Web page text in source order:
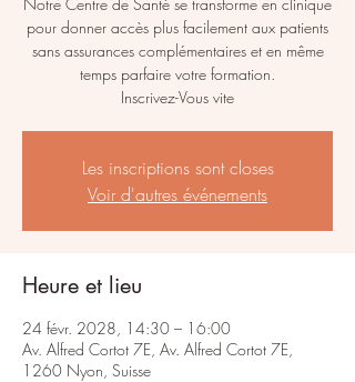
pour donner accès plus facilement aux patients
sans assurances complémentaires et en même
temps parfaire votre formation.
Inscrivez-Vous vite
Les inscriptions sont closes
Voir d'autres événements
Heure et lieu
24 févr. 2028, 14:30 – 16:00
Av. Alfred Cortot 7E, Av. Alfred Cortot 7E,
1260 Nyon, Suisse